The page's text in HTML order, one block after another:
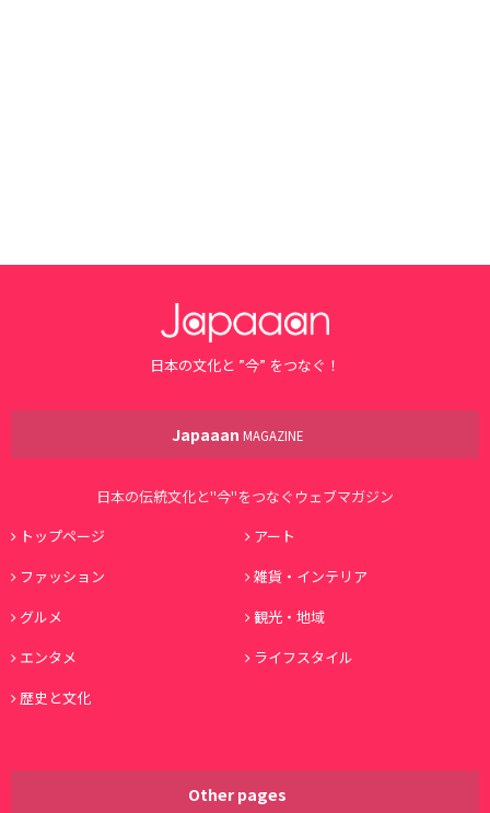
日本の文化と ”今” をつなぐ！
Japaaan MAGAZINE
日本の伝統文化と"今"をつなぐウェブマガジン
トップページ
アート
ファッション
雑貨・インテリア
グルメ
観光・地域
エンタメ
ライフスタイル
歴史と文化
Other pages